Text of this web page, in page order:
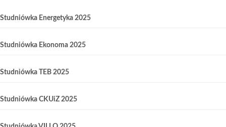
Studniówka Energetyka 2025
Studniówka Ekonoma 2025
Studniówka TEB 2025
Studniówka CKUiZ 2025